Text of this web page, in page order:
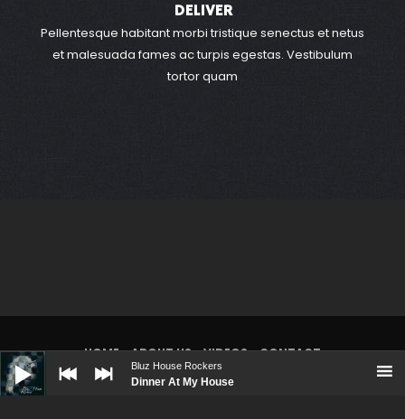
Audio
Player
Bluz House Rockers
Dinner At My House
DELIVER
Pellentesque habitant morbi tristique senectus et netus
et malesuada fames ac turpis egestas. Vestibulum
tortor quam
HOME ABOUT US VIDEOS CONTACT
© Bluz House Rockers